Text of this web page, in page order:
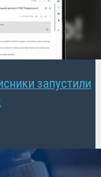
запустили